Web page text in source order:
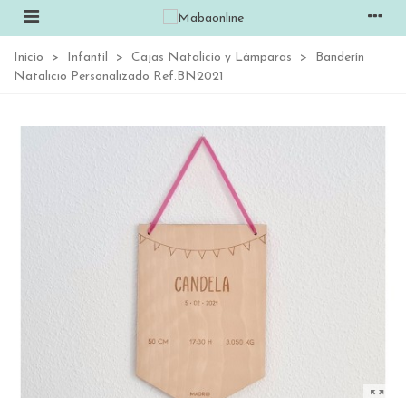
Inicio > Infantil > Cajas Natalicio y Lámparas >
Banderín
Natalicio Personalizado Ref.BN2021